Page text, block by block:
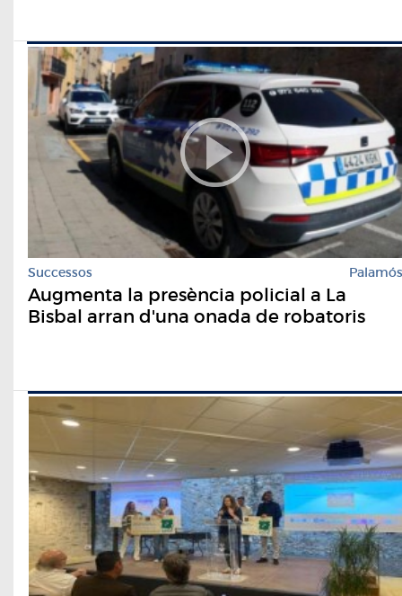
Successos Palamós
Augmenta la presència policial a La
Bisbal arran d'una onada de robatoris